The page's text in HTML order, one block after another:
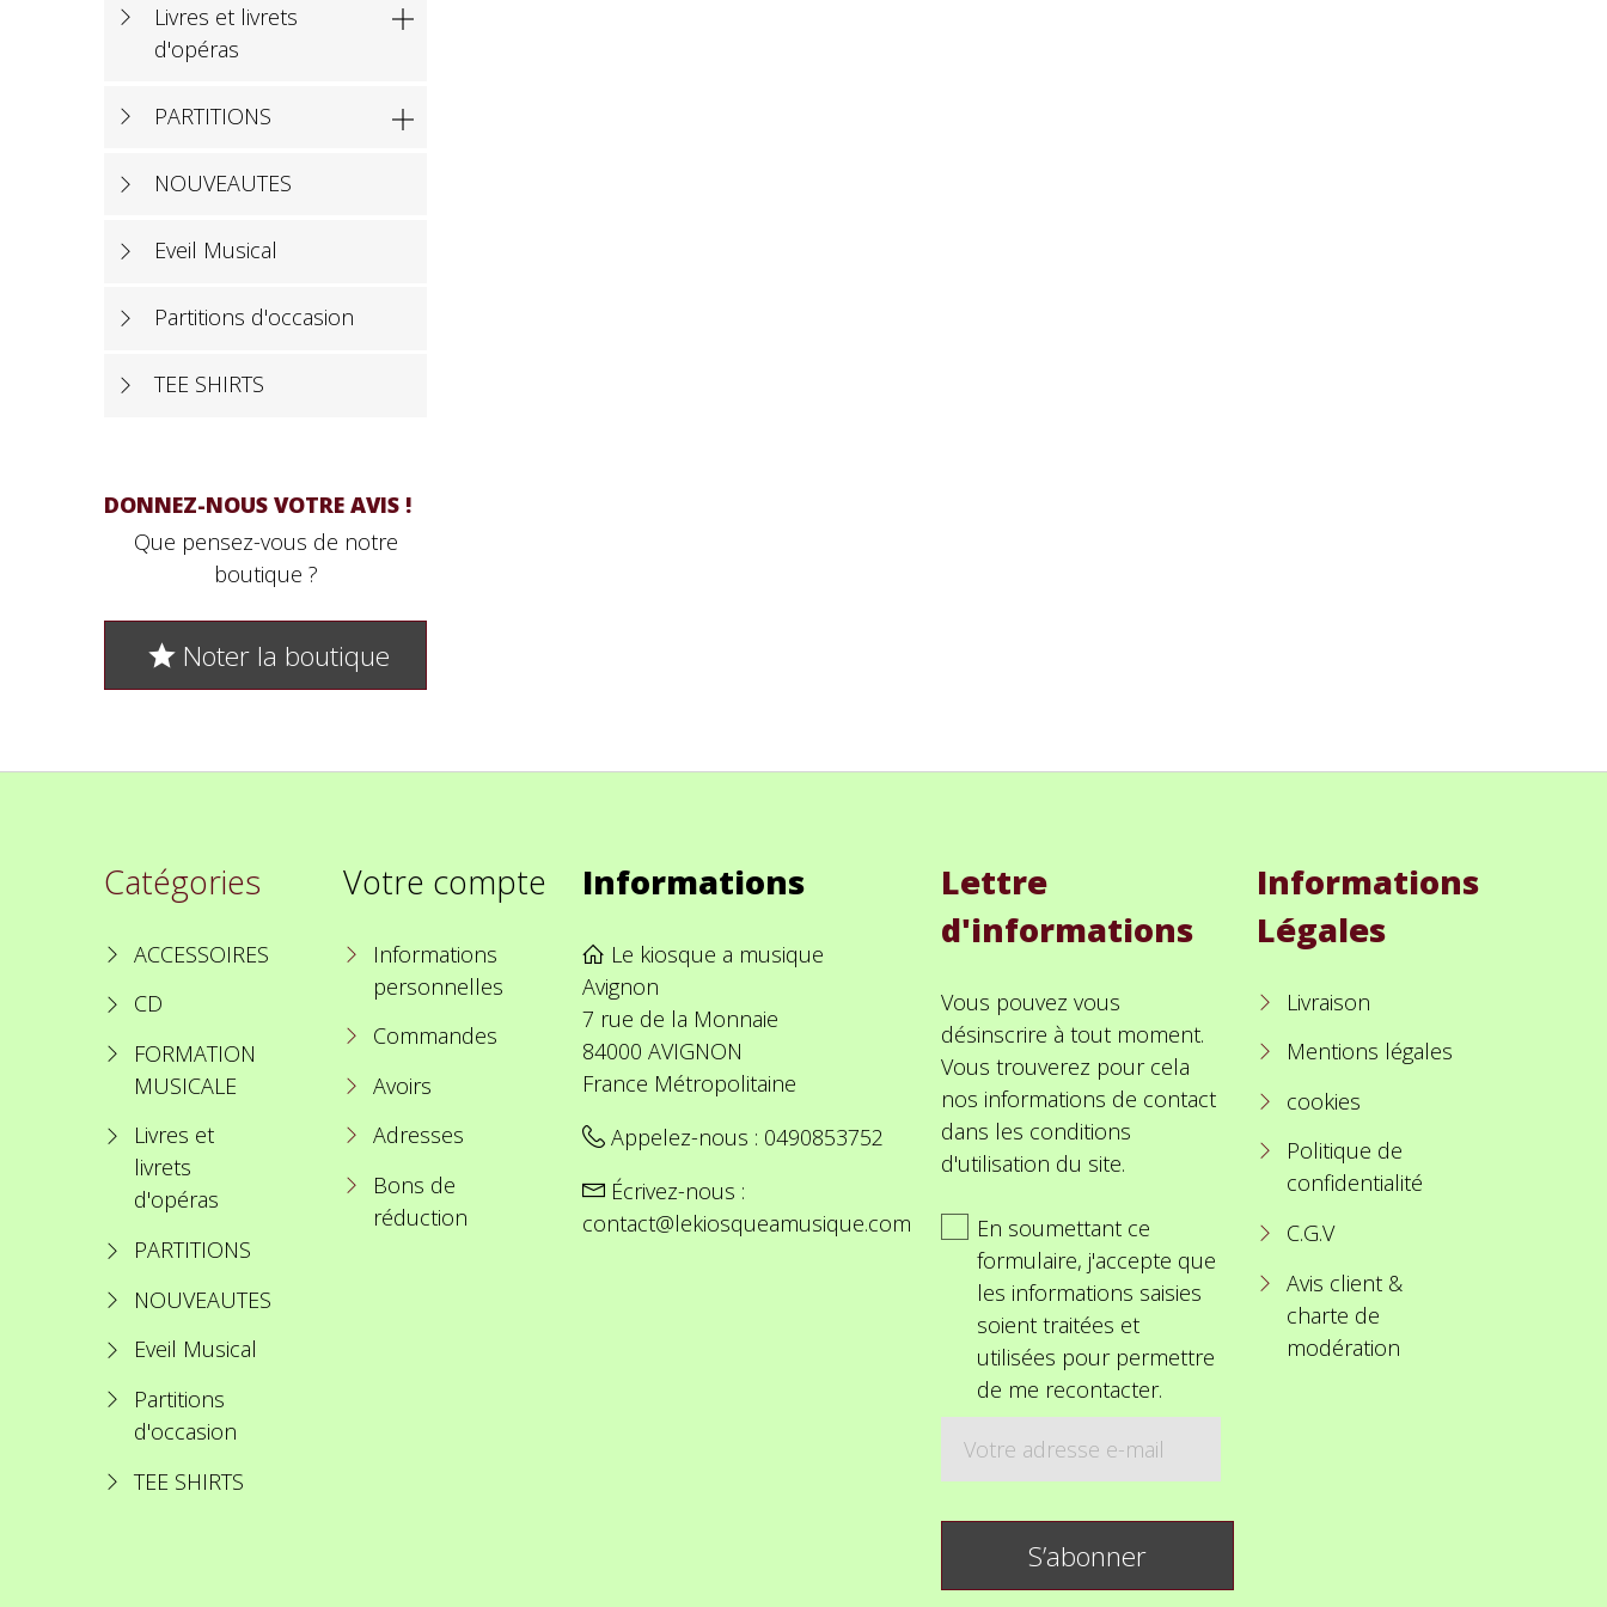
Livres et livrets
d'opéras

PARTITIONS 
NOUVEAUTES
Eveil Musical
Partitions d'occasion
TEE SHIRTS
DONNEZ-NOUS VOTRE AVIS !
Que pensez-vous de notre
boutique ?
 Noter la boutique
Catégories
ACCESSOIRES
CD
FORMATION
MUSICALE
Livres et
livrets
d'opéras
PARTITIONS
NOUVEAUTES
Eveil Musical
Partitions
d'occasion
TEE SHIRTS
Votre compte
Informations
personnelles
Commandes
Avoirs
Adresses
Bons de
réduction
Informations
Le kiosque a musique
Avignon
7 rue de la Monnaie
84000 AVIGNON
France Métropolitaine
Appelez-nous : 0490853752
Écrivez-nous :
contact@lekiosqueamusique.com
Lettre
d'informations
Vous pouvez vous
désinscrire à tout moment.
Vous trouverez pour cela
nos informations de contact
dans les conditions
d'utilisation du site.
En soumettant ce
formulaire, j'accepte que
les informations saisies
soient traitées et
utilisées pour permettre
de me recontacter.
Informations
Légales
Livraison
Mentions légales
cookies
Politique de
confidentialité
C.G.V
Avis client &
charte de
modération